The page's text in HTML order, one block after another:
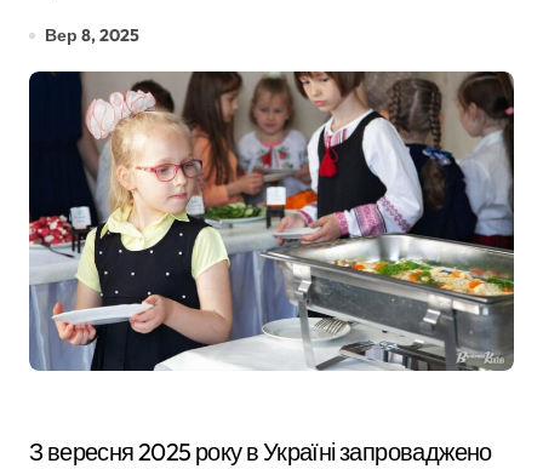
Вер 8, 2025
З вересня 2025 року в Україні запроваджено